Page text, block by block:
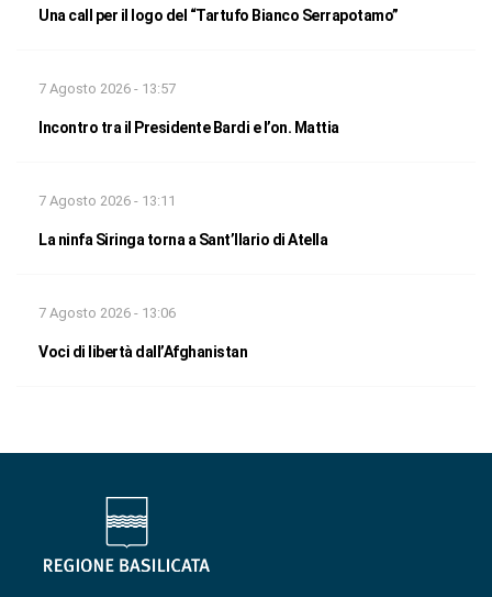
Una call per il logo del “Tartufo Bianco Serrapotamo”
7 Agosto 2026 - 13:57
Incontro tra il Presidente Bardi e l’on. Mattia
7 Agosto 2026 - 13:11
La ninfa Siringa torna a Sant’Ilario di Atella
7 Agosto 2026 - 13:06
Voci di libertà dall’Afghanistan